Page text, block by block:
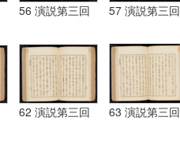
56 演説第三回 57 演説第三回
62 演説第三回 63 演説第三回